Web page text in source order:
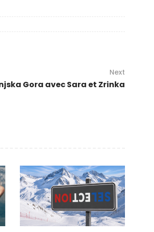
Next
Gora avec Sara et Zrinka